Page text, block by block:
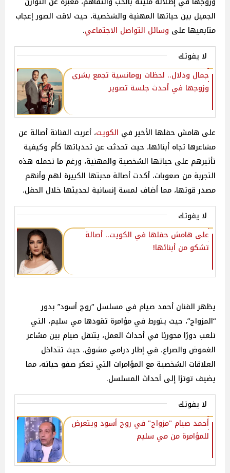
الجميل بين حياتها المهنية والشخصية، حيث لاقت الصور إعجاب
متابعيها على وسائل التواصل الاجتماعي.
لا يفوتك
جمال ودلال.. لحظات رومانسية تجمع بشرى
وزوجها في أحدث جلسة تصوير
على هامش حفلها الأخير في الكويت، أعربت الفنانة أصالة عن
مشاعرها تجاه أبنائها، حيث تحدثت عن تحدياتها كأم وكيفية
تأثيرهم على حياتها الشخصية والمهنية، ورغم ما تحمله هذه
التجربة من صعوبات، أكدت أصالة محبتها الكبيرة لهم وأنهم
مصدر قوتها، مما أضاف لمسة إنسانية لحديثها خلال الحفل.
لا يفوتك
على هامش حفلها في الكويت.. أصالة
تشكو من أبنائها!
يظهر الفنان أحمد صيام في مسلسل “روج أسود” بدور
“المزواج”، حيث يتورط في مؤامرة تقودها مي سليم، التي
تلعب دورًا محوريًا في أحداث العمل، يتنقل صيام بين مشاعر
الغموض والصراع، في إطار درامي مشوق، حيث تتداخل
العلاقات الشخصية مع المؤامرات التي تعكر صفو حياته، مما
يضيف توترًا إلى أحداث المسلسل.
لا يفوتك
أحمد صيام "مزواج" في روج أسود ويتعرض
للمؤامرة من مي سليم